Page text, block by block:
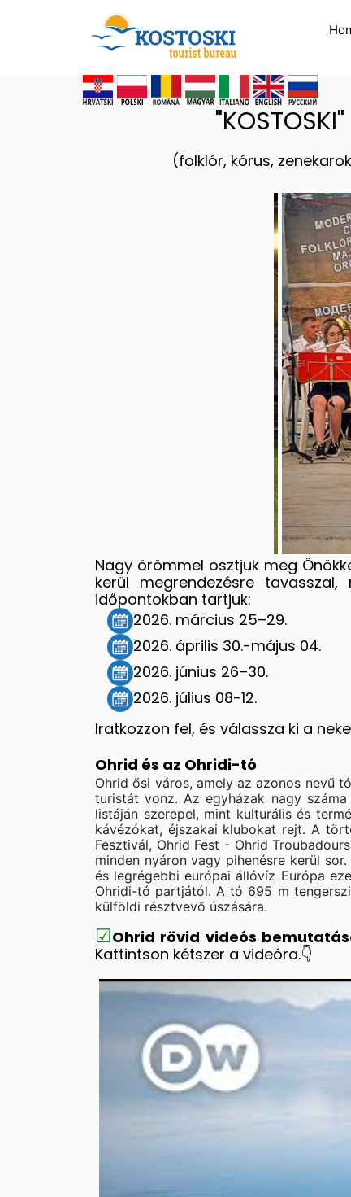
(folklór, kórus,
Nagy örömmel osztjuk meg
kerül megrendezésre
időpontokban tartjuk:
2026. március 25–29.
2026. április 30.-május 04.
2026. június 26–30.
2026. július 08-12.
Iratkozzon fel, és válassza ki a
Ohrid és az Ohridi-tó
Ohrid ősi város, amely az azonos nevű
turistát vonz. Az egyházak nagy
listáján szerepel, mint kulturális és
kávézókat, éjszakai klubokat rejt. A
Fesztivál, Ohrid Fest - Ohrid
minden nyáron vagy pihenésre kerül
és legrégebbi európai állóvíz Európa
Ohridi-tó partjától. A tó 695 m
külföldi résztvevő úszására.
☑Ohrid rövid videós
Kattintson kétszer a videóra.👇